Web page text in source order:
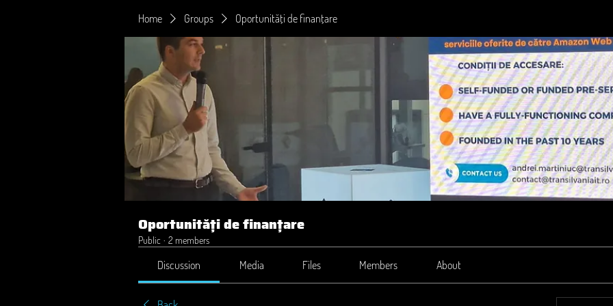
Home Groups Oportunități de finanțare
Oportunități de finanțare
Public · 2 members
Discussion Media Files Members About